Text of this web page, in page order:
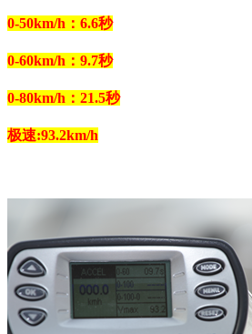
0-50km/h：6.6秒
0-60km/h：9.7秒
0-80km/h：21.5秒
极速:93.2km/h